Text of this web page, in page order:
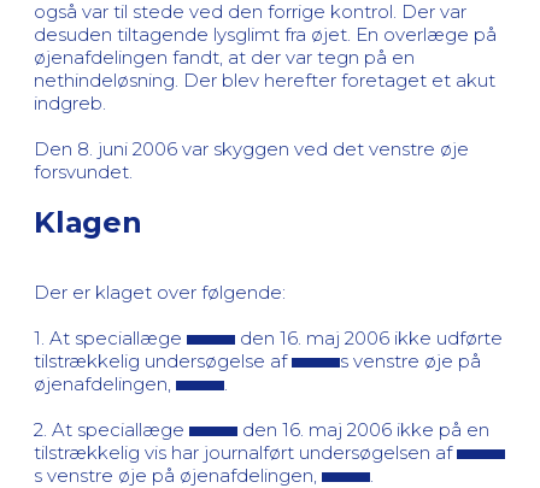
også var til stede ved den forrige kontrol. Der var
desuden tiltagende lysglimt fra øjet. En overlæge på
øjenafdelingen fandt, at der var tegn på en
nethindeløsning. Der blev herefter foretaget et akut
indgreb.
Den 8. juni 2006 var skyggen ved det venstre øje
forsvundet.
Klagen
Der er klaget over følgende:
1. At speciallæge
den 16. maj 2006 ikke udførte
tilstrækkelig undersøgelse af
s venstre øje på
øjenafdelingen,
2. At speciallæge
den 16. maj 2006 ikke på en
tilstrækkelig vis har journalført undersøgelsen af
s venstre øje på øjenafdelingen,